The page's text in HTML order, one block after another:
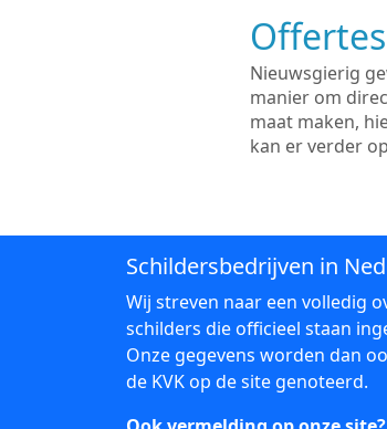
Nieuwsgierig
manier om
maat maken,
kan er verder
Schildersbedrijven in
Wij streven naar een volledig
schilders die officieel staan
Onze gegevens worden dan
de KVK op de site genoteerd.